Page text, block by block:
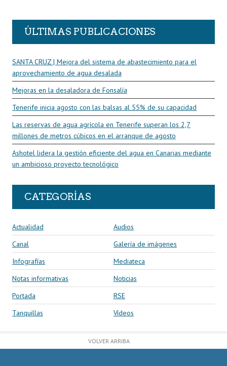
ÚLTIMAS PUBLICACIONES
SANTA CRUZ | Mejora del sistema de abastecimiento para el
aprovechamiento de agua desalada
Mejoras en la desaladora de Fonsalía
Tenerife inicia agosto con las balsas al 55% de su capacidad
Las reservas de agua agrícola en Tenerife superan los 2,7
millones de metros cúbicos en el arranque de agosto
Ashotel lidera la gestión eficiente del agua en Canarias mediante
un ambicioso proyecto tecnológico
CATEGORÍAS
Actualidad
Audios
Canal
Galería de imágenes
Infografías
Mediateca
Notas informativas
Noticias
Portada
RSE
Tanquillas
Vídeos
VOLVER ARRIBA